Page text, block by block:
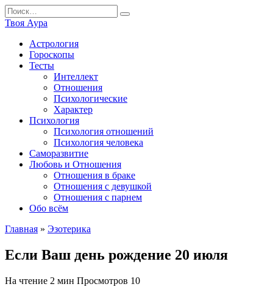
Перейти
к
содержанию
Search
for:
Твоя Аура
Астрология
Гороскопы
Тесты
Интеллект
Отношения
Психологические
Характер
Психология
Психология отношений
Психология человека
Саморазвитие
Любовь и Отношения
Отношения в браке
Отношения с девушкой
Отношения с парнем
Обо всём
Главная » Эзотерика
Если Ваш день рождение 20 июля
На чтение 2 мин Просмотров 10